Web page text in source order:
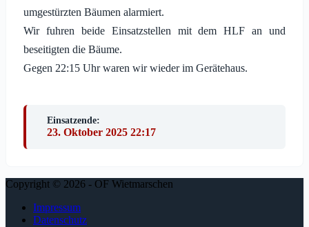
umgestürzten Bäumen alarmiert.
Wir fuhren beide Einsatzstellen mit dem HLF an und
beseitigten die Bäume.
Gegen 22:15 Uhr waren wir wieder im Gerätehaus.
Einsatzende:
23. Oktober 2025 22:17
Copyright © 2026 - OF Wietmarschen
Impressum
Datenschutz